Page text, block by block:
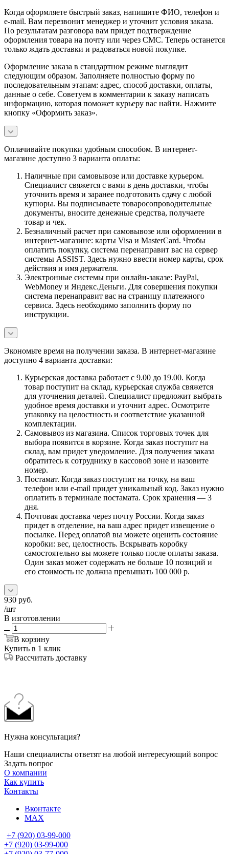
Когда оформляете быстрый заказ, напишите ФИО, телефон и
e-mail. Вам перезвонит менеджер и уточнит условия заказа.
По результатам разговора вам придет подтверждение
оформления товара на почту или через СМС. Теперь останется
только ждать доставки и радоваться новой покупке.
Оформление заказа в стандартном режиме выглядит
следующим образом. Заполняете полностью форму по
последовательным этапам: адрес, способ доставки, оплаты,
данные о себе. Советуем в комментарии к заказу написать
информацию, которая поможет курьеру вас найти. Нажмите
кнопку «Оформить заказ».
Оплачивайте покупки удобным способом. В интернет-
магазине доступно 3 варианта оплаты:
Наличные при самовывозе или доставке курьером.
Специалист свяжется с вами в день доставки, чтобы
уточнить время и заранее подготовить сдачу с любой
купюры. Вы подписываете товаросопроводительные
документы, вносите денежные средства, получаете
товар и чек.
Безналичный расчет при самовывозе или оформлении в
интернет-магазине: карты Visa и MasterCard. Чтобы
оплатить покупку, система перенаправит вас на сервер
системы ASSIST. Здесь нужно ввести номер карты, срок
действия и имя держателя.
Электронные системы при онлайн-заказе: PayPal,
WebMoney и Яндекс.Деньги. Для совершения покупки
система перенаправит вас на страницу платежного
сервиса. Здесь необходимо заполнить форму по
инструкции.
Экономьте время на получении заказа. В интернет-магазине
доступно 4 варианта доставки:
Курьерская доставка работает с 9.00 до 19.00. Когда
товар поступит на склад, курьерская служба свяжется
для уточнения деталей. Специалист предложит выбрать
удобное время доставки и уточнит адрес. Осмотрите
упаковку на целостность и соответствие указанной
комплектации.
Самовывоз из магазина. Список торговых точек для
выбора появится в корзине. Когда заказ поступит на
склад, вам придет уведомление. Для получения заказа
обратитесь к сотруднику в кассовой зоне и назовите
номер.
Постамат. Когда заказ поступит на точку, на ваш
телефон или e-mail придет уникальный код. Заказ нужно
оплатить в терминале постамата. Срок хранения — 3
дня.
Почтовая доставка через почту России. Когда заказ
придет в отделение, на ваш адрес придет извещение о
посылке. Перед оплатой вы можете оценить состояние
коробки: вес, целостность. Вскрывать коробку
самостоятельно вы можете только после оплаты заказа.
Один заказ может содержать не больше 10 позиций и
его стоимость не должна превышать 100 000 р.
930 руб.
/шт
В изготовлении
В корзину
Купить в 1 клик
Рассчитать доставку
Нужна консультация?
Наши специалисты ответят на любой интересующий вопрос
Задать вопрос
О компании
Как купить
Контакты
Вконтакте
MAX
+7 (920) 03-99-000
+7 (920) 03-99-000